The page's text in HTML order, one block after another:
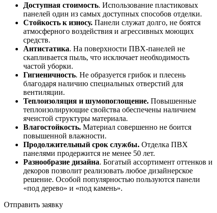
Доступная стоимость. Использование пластиковых
панелей один из самых доступных способов отделки.
Стойкость к износу. Панели служат долго, не боятся
атмосферного воздействия и агрессивных моющих
средств.
Антистатика. На поверхности ПВХ-панелей не
скапливается пыль, что исключает необходимость
частой уборки.
Гигиеничность. Не образуется грибок и плесень
благодаря наличию специальных отверстий для
вентиляции.
Теплоизоляция и шумопоглощение. Повышенные
теплоизолирующие свойства обеспечены наличием
ячеистой структуры материала.
Влагостойкость. Материал совершенно не боится
повышенной влажности.
Продолжительный срок службы. Отделка ПВХ
панелями продержится не менее 50 лет.
Разнообразие дизайна. Богатый ассортимент оттенков и
декоров позволит реализовать любое дизайнерское
решение. Особой популярностью пользуются панели
«под дерево» и «под камень».
Отправить заявку